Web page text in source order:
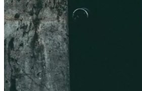
SEASONAL BLEND 春 ¥790～